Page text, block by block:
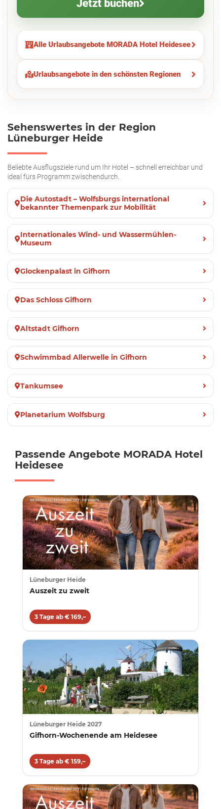
Jetzt buchen
Alle Urlaubsangebote MORADA Hotel Heidesee
Urlaubsangebote in den schönsten Regionen
Sehenswertes in der Region
Lüneburger Heide
Beliebte Ausflugsziele rund um Ihr Hotel – schnell erreichbar und
ideal fürs Programm zwischendurch.
Die Autostadt – Wolfsburgs international
bekannter Themenpark zur Mobilität
Internationales Wind- und Wassermühlen-
Museum
Glockenpalast in Gifhorn
Das Schloss Gifhorn
Altstadt Gifhorn
Schwimmbad Allerwelle in Gifhorn
Tankumsee
Planetarium Wolfsburg
Passende Angebote MORADA Hotel
Heidesee
Lüneburger Heide
Auszeit zu zweit
3 Tage ab € 169,–
Lüneburger Heide 2027
Gifhorn-Wochenende am Heidesee
3 Tage ab € 159,–